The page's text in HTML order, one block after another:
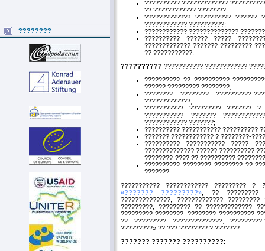
????????
?????????? ?????????????
?? ???????????? ????????;
????????????? ?????????? ??????
???????????? ??????????;
???????????? ??????????????
?????????? ?????? ?????
????????????? ??????? ?????????
?? ???????????.
?????????? ??????????? ????????????
?????????? ?? ??????????
?????? ????????? ????????;
???????? ???????? ??????????-
?????????????;
??????????? ????????? ??????? ?
??????????? ???????
???????????? ???????;
?????????? ??????????? ??????????
??????? ???????????? ? ????????-
?????????? ??????????? ?????
?????????????? ?????? ??????????
????????-???? ?? ??????????
?????????? ???????? ???????? ??
???????.
??????????? ???????????? ????????? ?
«??????? ?????????» , ?? ?????????
??????????????, ?????????????
?????????, ????????? ?? ?????????????
????????? ????????. ???????? ??????????
?? ????????? ??????????????,
?????????» ?? ??? ???????? ? ???????.
??????? ??????? ??????????: